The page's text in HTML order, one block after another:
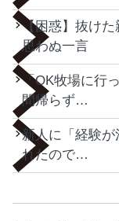
【困惑】抜け
思わぬ一言
「OK牧場に行
間帰らず…
新人に「経験
れたので…